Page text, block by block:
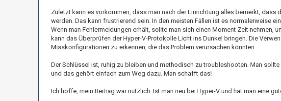
Zuletzt kann es vorkommen, dass man nach der Einrichtung alles bemerkt,
werden. Das kann frustrierend sein. In den meisten Fällen ist es normalerweise
Wenn man Fehlermeldungen erhält, sollte man sich einen Moment Zeit
kann das Überprüfen der Hyper-V-Protokolle Licht ins Dunkel bringen. Die
Misskonfigurationen zu erkennen, die das Problem verursachen könnten.
Der Schlüssel ist, ruhig zu bleiben und methodisch zu troubleshooten. Man
und das gehört einfach zum Weg dazu. Man schafft das!
Ich hoffe, mein Beitrag war nützlich. Ist man neu bei Hyper-V und hat man eine